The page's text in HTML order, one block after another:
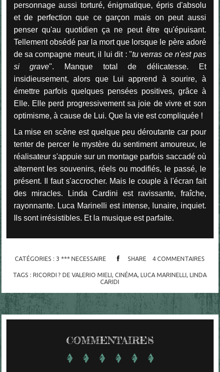
personnage aussi torturé, énigmatique, épris d'absolu
et de perfection que ce garçon mais on peut aussi
penser qu'au quotidien ça ne peut être qu'épuisant.
Tellement obsédé par la mort que lorsque le père adoré
de sa compagne meurt, il lui dit : "tu verras ce n'est pas
si grave". Manque total de délicatesse. Et
insidieusement, alors que Lui apprend à sourire, à
émettre parfois quelques pensées positives, grâce à
Elle. Elle perd progressivement sa joie de vivre et son
optimisme, à cause de Lui. Que la vie est compliquée !
La mise en scène est quelque peu déroutante car pour
tenter de percer le mystère du sentiment amoureux, le
réalisateur s'appuie sur un montage parfois saccadé où
alternent les souvenirs, réels ou modifiés, le passé, le
présent. Il faut s'accrocher. Mais le couple à l'écran fait
des miracles. Linda Cardini est ravissante, fraîche,
rayonnante. Luca Marinelli est intense, lunaire, inquiet.
Ils sont irrésistibles. Et la musique est parfaite.
CATÉGORIES : 3 *** NECESSAIRE SHARE 4 COMMENTAIRES
TAGS :RICORDI ? DE VALERIO MIELI ,CINÉMA ,LUCA MARINELLI ,LINDA
CARIDI
COMMENTAIRES